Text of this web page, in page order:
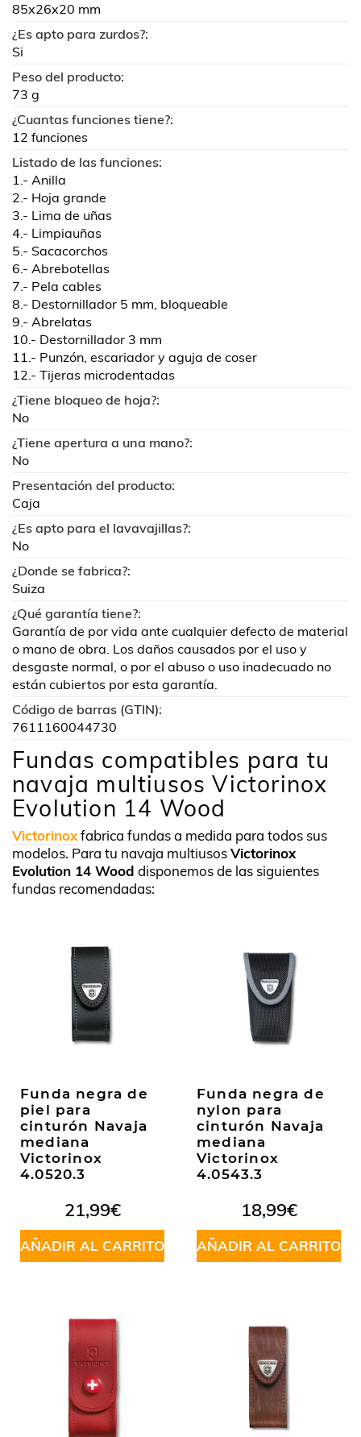
85x26x20 mm
¿Es apto para zurdos?:
Si
Peso del producto:
73 g
¿Cuantas funciones tiene?:
12 funciones
Listado de las funciones:
1.- Anilla
2.- Hoja grande
3.- Lima de uñas
4.- Limpiauñas
5.- Sacacorchos
6.- Abrebotellas
7.- Pela cables
8.- Destornillador 5 mm, bloqueable
9.- Abrelatas
10.- Destornillador 3 mm
11.- Punzón, escariador y aguja de coser
12.- Tijeras microdentadas
¿Tiene bloqueo de hoja?:
No
¿Tiene apertura a una mano?:
No
Presentación del producto:
Caja
¿Es apto para el lavavajillas?:
No
¿Donde se fabrica?:
Suiza
¿Qué garantía tiene?:
Garantía de por vida ante cualquier defecto de material
o mano de obra. Los daños causados por el uso y
desgaste normal, o por el abuso o uso inadecuado no
están cubiertos por esta garantía.
Código de barras (GTIN):
7611160044730
Fundas compatibles para tu
navaja multiusos Victorinox
Evolution 14 Wood
Victorinoxfabrica fundas a medida para todos sus
modelos. Para tu navaja multiusosVictorinox
Evolution 14 Wood disponemos de las siguientes
fundas recomendadas:
Funda negra de
piel para
cinturón Navaja
mediana
Victorinox
4.0520.3
21,99€
AÑADIR AL CARRITO
Funda negra de
nylon para
cinturón Navaja
mediana
Victorinox
4.0543.3
18,99€
AÑADIR AL CARRITO